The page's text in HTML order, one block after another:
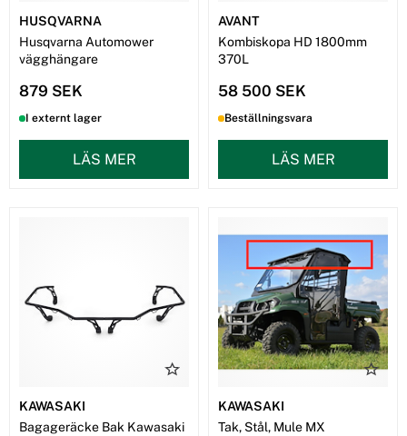
HUSQVARNA
Husqvarna Automower
vägghängare
879 SEK
I externt lager
LÄS MER
AVANT
Kombiskopa HD 1800mm
370L
58 500 SEK
Beställningsvara
LÄS MER
KAWASAKI
Bagageräcke Bak Kawasaki
KAWASAKI
Tak, Stål, Mule MX